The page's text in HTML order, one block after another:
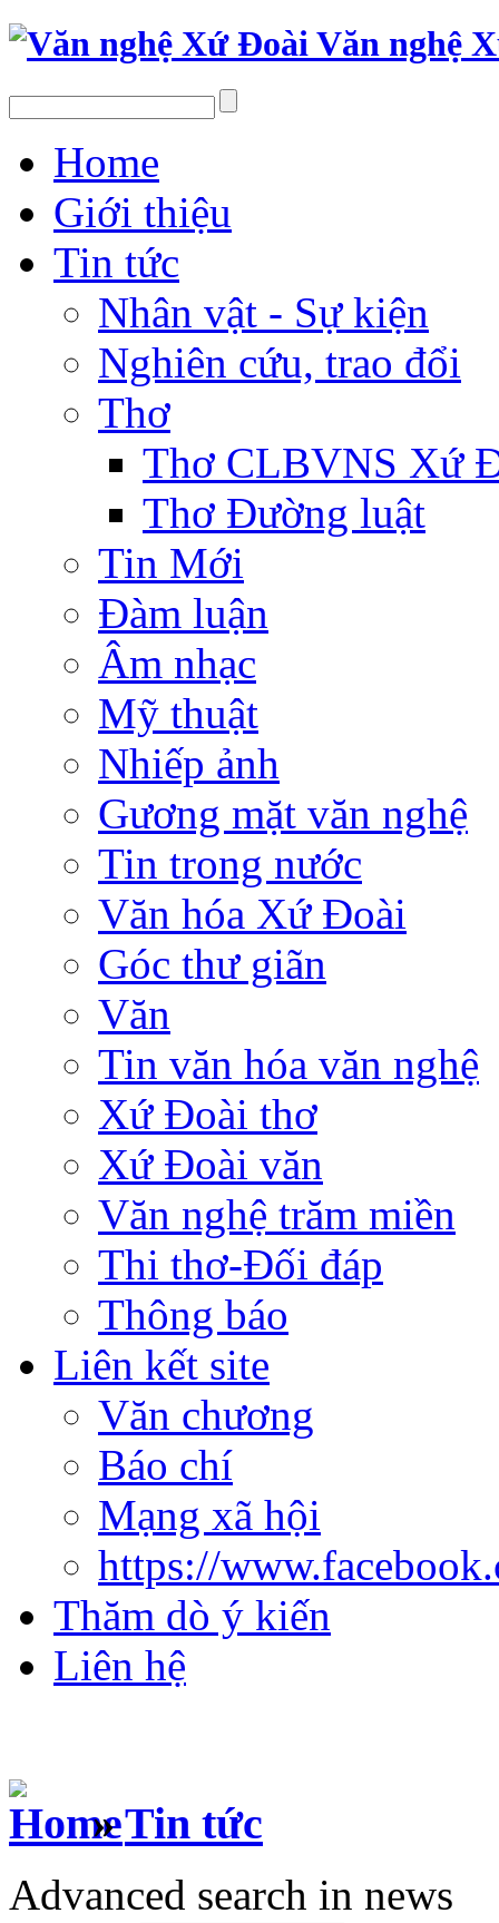
Văn nghệ
Home
Giới thiệu
Tin tức
Nhân vật - Sự kiện
Nghiên cứu, trao đổi
Thơ
Thơ CLBVNS Xứ
Thơ Đường luật
Tin Mới
Đàm luận
Âm nhạc
Mỹ thuật
Nhiếp ảnh
Gương mặt văn nghệ
Tin trong nước
Văn hóa Xứ Đoài
Góc thư giãn
Văn
Tin văn hóa văn nghệ
Xứ Đoài thơ
Xứ Đoài văn
Văn nghệ trăm miền
Thi thơ-Đối đáp
Thông báo
Liên kết site
Văn chương
Báo chí
Mạng xã hội
https://
Thăm dò ý kiến
Liên hệ
» Tin tức
Advanced search in news